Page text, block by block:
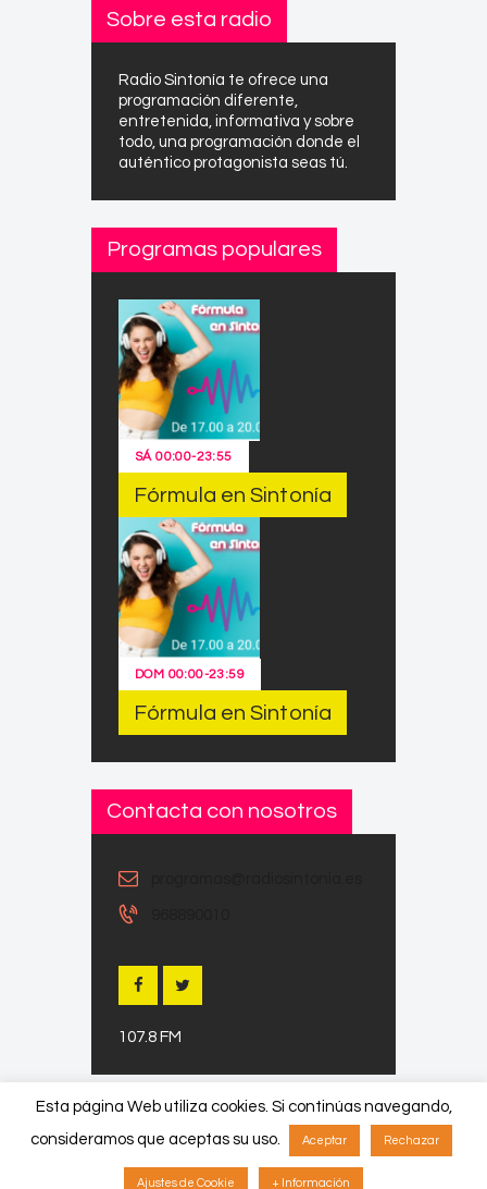
Sobre esta radio
Radio Sintonía te ofrece una
programación diferente,
entretenida, informativa y sobre
todo, una programación donde el
auténtico protagonista seas tú.
Programas populares
SÁ00:00-23:55
Fórmula en Sintonía
DOM 00:00-23:59
Fórmula en Sintonía
Contacta con nosotros
107.8 FM
Copyright © 2026 by ThemeREX. All
Esta página Web utiliza cookies. Si continúas navegando,
consideramos que aceptas su uso.
Aceptar Rechazar
Ajustes de Cookie + Información